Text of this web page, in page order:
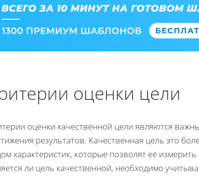
оценки цели
оценки качественной цели являются
результатов. Качественная цель это
характеристик, которые позволят её
ли цель качественной, необходимо